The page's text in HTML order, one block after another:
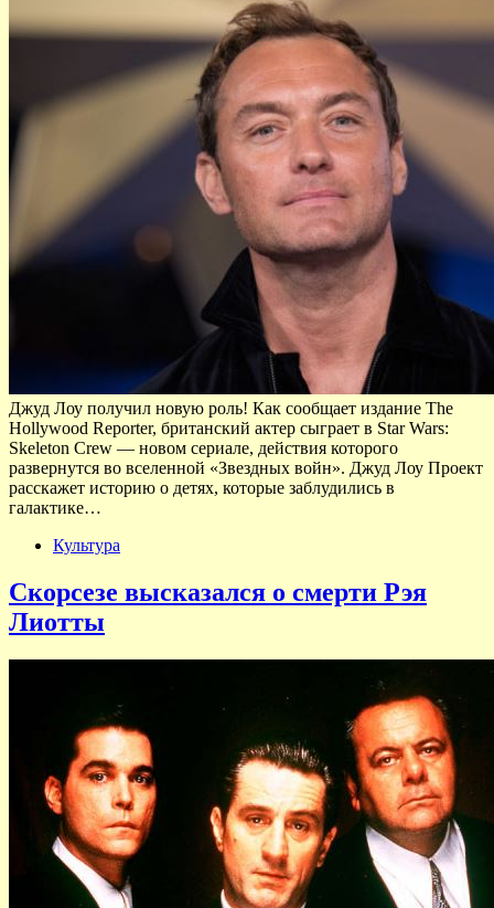
Джуд Лоу получил новую роль! Как сообщает издание The
Hollywood Reporter, британский актер сыграет в Star Wars:
Skeleton Crew — новом сериале, действия которого
развернутся во вселенной «Звездных войн». Джуд Лоу Проект
расскажет историю о детях, которые заблудились в
галактике…
Культура
Скорсезе высказался о смерти Рэя
Лиотты